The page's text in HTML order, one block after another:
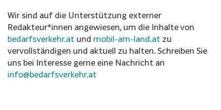
Wir sind auf die Unterstützung externer
Redakteur*innen angewiesen, um die Inhalte von
bedarfsverkehr.at und mobil-am-land.at zu
vervollständigen und aktuell zu halten. Schreiben Sie
uns bei Interesse gerne eine Nachricht an
info@bedarfsverkehr.at